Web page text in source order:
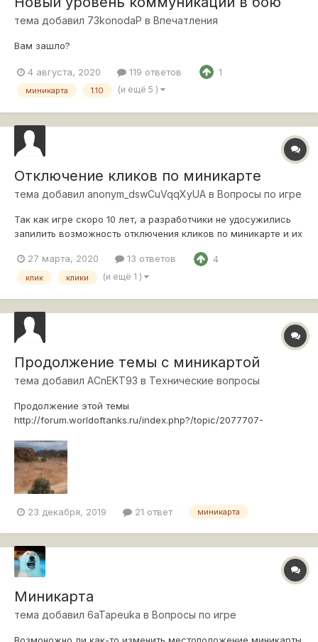
тема добавил 73konodaP в Впечатления
Вам зашло?
4 августа, 2020 119 ответов 1
миникарта 1.10 (и ещё 5 )
Отключение кликов по миникарте
тема добавил anonym_dswCuVqqXyUA в Вопросы по игре
Так как игре скоро 10 лет, а разработчики не удосужились
запилить возможность отключения кликов по миникарте и их
кто-то юзает подобный мод, только рабочий, а не "друг коля
ставил и никто не умер". Или нужно поколдовать с какими-то
27 марта, 2020 13 ответов 4
клик клики (и ещё 1 )
Продолжение темы с миникартой
тема добавил ACnEKT93 в Технические вопросы
Продолжение этой темы
http://forum.worldoftanks.ru/index.php?/topic/2077707-
%d0%b0-%d1%81-
%d0%bc%d0%b8%d0%bd%d0%b8%d0%ba%d0%b0%d1%80
%d1%82%d0%be%d0%b9/ Уже модов нет, стоит
стандартный клиент и опять не отображается нормально
23 декабря, 2019 21 ответ миникарта
Миникарта
тема добавил 6aTapeuka в Вопросы по игре